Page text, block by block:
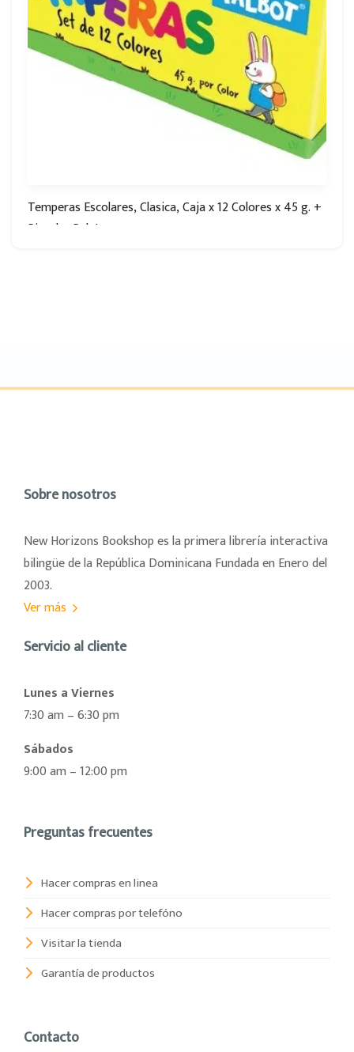
Temperas Escolares, Clasica, Caja x 12 Colores x 45 g. +
Pincel + Paleta
Sobre nosotros
New Horizons Bookshop es la primera librería interactiva
bilingüe de la República Dominicana Fundada en Enero del
2003.
Ver más
Servicio al cliente
Lunes a Viernes
7:30 am – 6:30 pm
Sábados
9:00 am – 12:00 pm
Preguntas frecuentes
Hacer compras en linea
Hacer compras por telefóno
Visitar la tienda
Garantía de productos
Contacto